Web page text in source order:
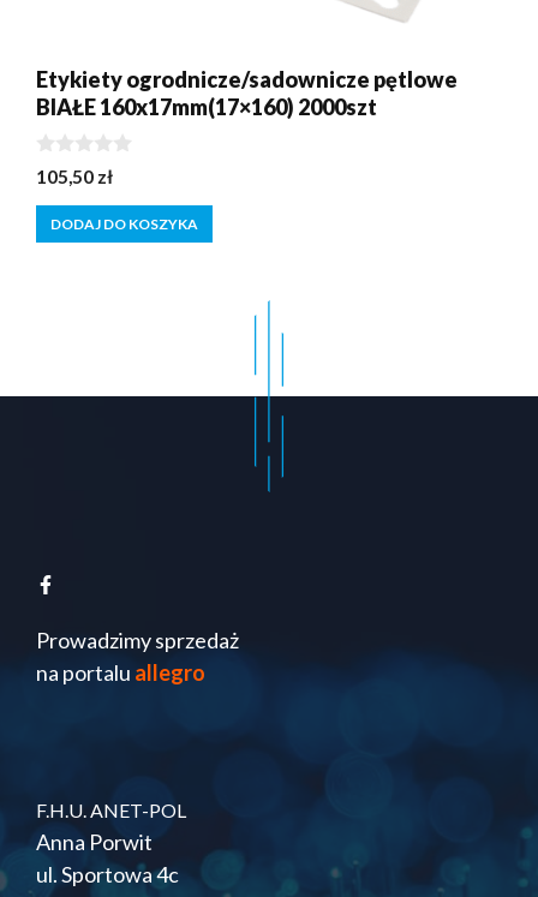
Etykiety ogrodnicze/sadownicze pętlowe
BIAŁE 160x17mm(17×160) 2000szt
0
z
5
105,50 zł
DODAJ DO KOSZYKA
Prowadzimy sprzedaż
na portalu allegro
F.H.U. ANET-POL
Anna Porwit
ul. Sportowa 4c